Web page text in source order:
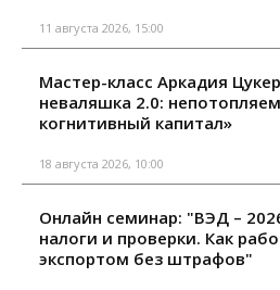
11 августа 2026, 15:00
Мастер-класс Аркадия
неваляшка 2.0:
когнитивный капитал»
18 августа 2026, 10:00
Онлайн семинар: "ВЭД –
налоги и проверки. Как
экспортом без штрафов"